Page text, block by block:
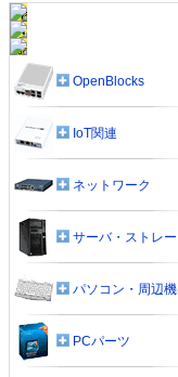
OpenBlocks
IoT関連
ネットワーク
サーバ・ストレ
パソコン・周辺
PCパーツ